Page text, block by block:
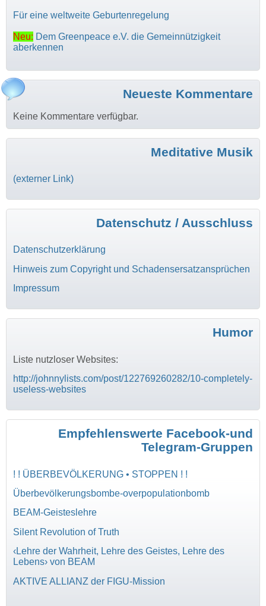
Für eine weltweite Geburtenregelung
Neu: Dem Greenpeace e.V. die Gemeinnützigkeit
aberkennen
Neueste Kommentare
Keine Kommentare verfügbar.
Meditative Musik
(externer Link)
Datenschutz / Ausschluss
Datenschutzerklärung
Hinweis zum Copyright und Schadensersatzansprüchen
Impressum
Humor
Liste nutzloser Websites:
http://johnnylists.com/post/122769260282/10-completely-
useless-websites
Empfehlenswerte Facebook-und
Telegram-Gruppen
! ! ÜBERBEVÖLKERUNG • STOPPEN ! !
Überbevölkerungsbombe-overpopulationbomb
BEAM-Geisteslehre
Silent Revolution of Truth
‹Lehre der Wahrheit, Lehre des Geistes, Lehre des
Lebens› von BEAM
AKTIVE ALLIANZ der FIGU-Mission